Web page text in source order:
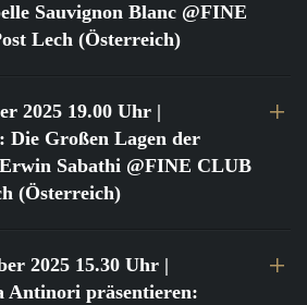
Sauvignon Blanc @FINE
Lech (Österreich)
2025 19.00 Uhr |
Die Großen Lagen der
Sabathi @FINE CLUB
(Österreich)
2025 15.30 Uhr |
Antinori präsentieren: